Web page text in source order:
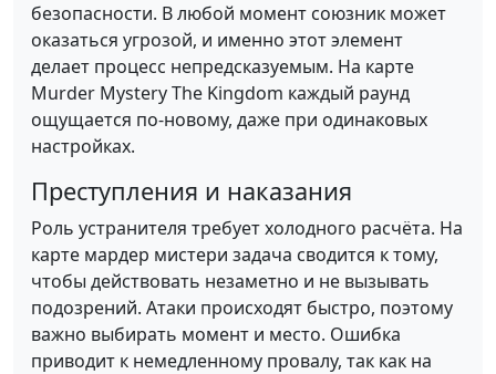
безопасности. В любой момент союзник может
оказаться угрозой, и именно этот элемент
делает процесс непредсказуемым. На карте
Murder Mystery The Kingdom каждый раунд
ощущается по-новому, даже при одинаковых
настройках.
Преступления и наказания
Роль устранителя требует холодного расчёта. На
карте мардер мистери задача сводится к тому,
чтобы действовать незаметно и не вызывать
подозрений. Атаки происходят быстро, поэтому
важно выбирать момент и место. Ошибка
приводит к немедленному провалу, так как на